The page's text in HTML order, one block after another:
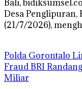
Bali,
Desa Penglipuran,
(21/7/2026),
Polda Gorontalo
Fraud BRI
Miliar